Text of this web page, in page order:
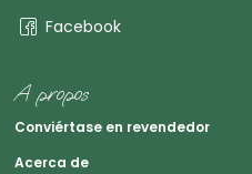
Facebook
A propos
Conviértase en revendedor
Acerca de